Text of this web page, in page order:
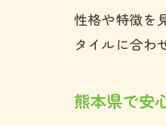
性格や特徴を
タイルに合わ
熊本県で安